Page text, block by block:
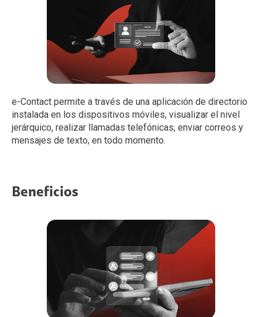
e-Contact permite a través de una aplicación de directorio
instalada en los dispositivos móviles, visualizar el nivel
jerárquico, realizar llamadas telefónicas, enviar correos y
mensajes de texto, en todo momento.
Beneficios